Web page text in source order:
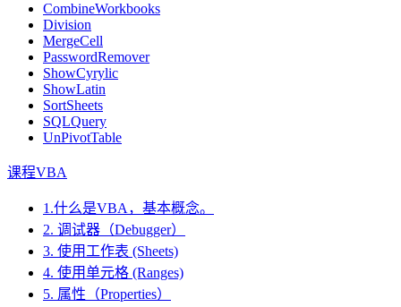
CombineWorkbooks
Division
MergeCell
PasswordRemover
ShowCyrylic
ShowLatin
SortSheets
SQLQuery
UnPivotTable
课程VBA
1.什么是VBA，基本概念。
2. 调试器（Debugger）
3. 使用工作表 (Sheets)
4. 使用单元格 (Ranges)
5. 属性（Properties）